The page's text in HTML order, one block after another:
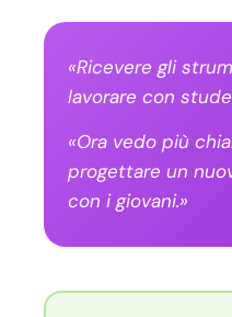
«Ricevere gli
lavorare con
«Ora vedo più
progettare un
con i giovani.»